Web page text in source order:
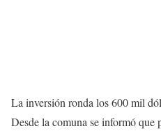
La inversión ronda los 600 mil
Desde la comuna se informó que